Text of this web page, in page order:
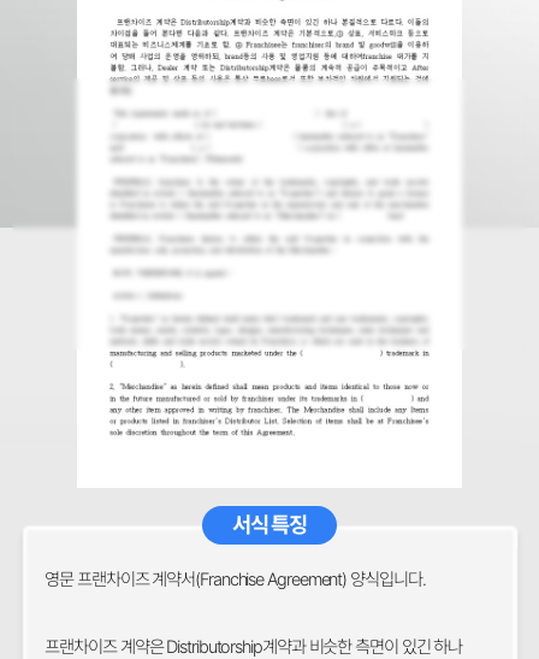
서식 특징
영문 프랜차이즈 계약서(Franchise Agreement) 양식입니다.
프랜차이즈 계약은 Distributorship계약과 비슷한 측면이 있긴 하나